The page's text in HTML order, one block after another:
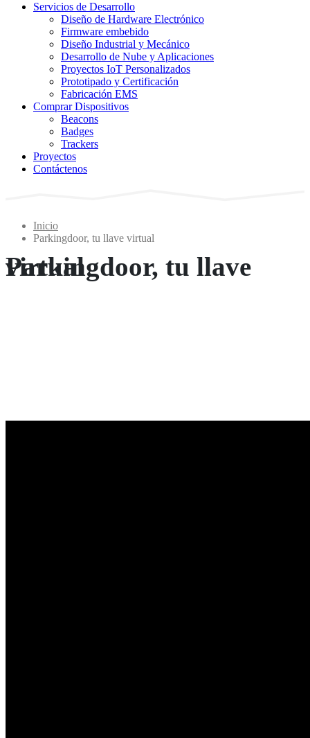
Servicios de Desarrollo
Diseño de Hardware Electrónico
Firmware embebido
Diseño Industrial y Mecánico
Desarrollo de Nube y Aplicaciones
Proyectos IoT Personalizados
Prototipado y Certificación
Fabricación EMS
Comprar Dispositivos
Beacons
Badges
Trackers
Proyectos
Contáctenos
Inicio
Parkingdoor, tu llave virtual
Parkingdoor, tu llave virtual